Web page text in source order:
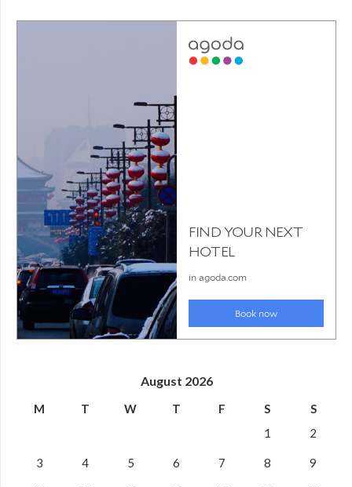
August 2026
M T W T F S
S
1
2
3 4 5 6 7 8 9